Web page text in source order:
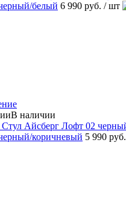
белый 6 990 руб. / шт
В наличии
коричневый 5 990 руб.